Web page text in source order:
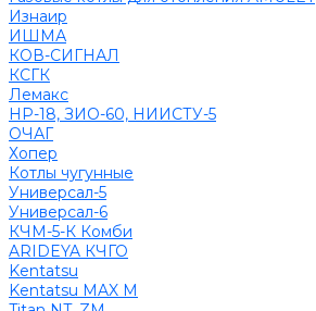
Изнаир
ИШМА
КОВ-СИГНАЛ
КСГК
Лемакс
НР-18, ЗИО-60, НИИСТУ-5
ОЧАГ
Хопер
Котлы чугунные
Универсал-5
Универсал-6
КЧМ-5-К Комби
ARIDEYA КЧГО
Kentatsu
Kentatsu MAX M